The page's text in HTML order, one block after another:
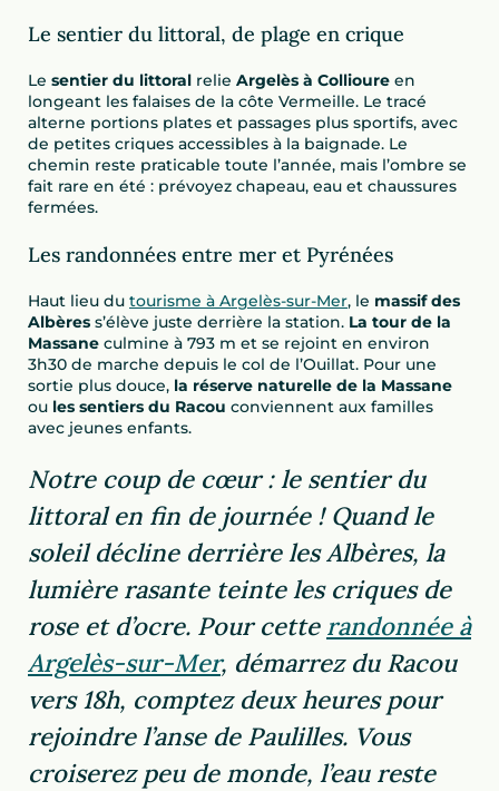
Le sentier du littoral, de plage en crique
Le sentier du littoral relie Argelès à Collioure en
longeant les falaises de la côte Vermeille. Le tracé
alterne portions plates et passages plus sportifs, avec
de petites criques accessibles à la baignade. Le
chemin reste praticable toute l’année, mais l’ombre se
fait rare en été : prévoyez chapeau, eau et chaussures
fermées.
Les randonnées entre mer et Pyrénées
Haut lieu du tourisme à Argelès-sur-Mer, le massif des
Albères s’élève juste derrière la station. La tour de la
Massane culmine à 793 m et se rejoint en environ
3h30 de marche depuis le col de l’Ouillat. Pour une
sortie plus douce, la réserve naturelle de la Massane
ou les sentiers du Racou conviennent aux familles
avec jeunes enfants.
Notre coup de cœur : le sentier du
littoral en fin de journée ! Quand le
soleil décline derrière les Albères, la
lumière rasante teinte les criques de
rose et d’ocre. Pour cette randonnée à
Argelès-sur-Mer, démarrez du Racou
vers 18h, comptez deux heures pour
rejoindre l’anse de Paulilles. Vous
croiserez peu de monde, l’eau reste